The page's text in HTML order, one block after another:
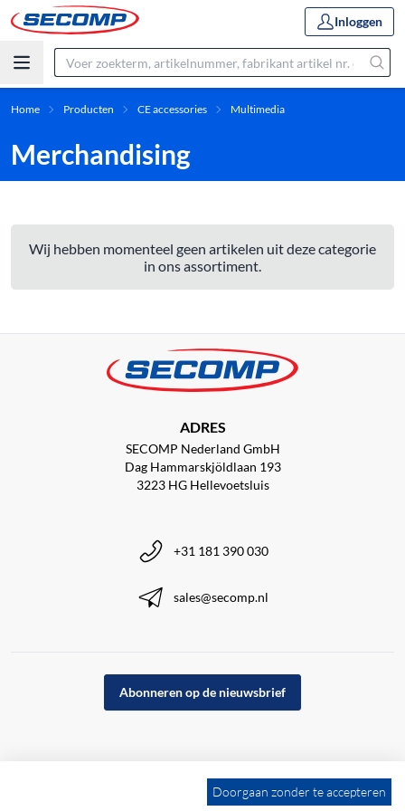
Inloggen
Home Producten CE accessories Multimedia
Merchandising
Wij hebben momenteel geen artikelen uit deze categorie
in ons assortiment.
ADRES
SECOMP Nederland GmbH
Dag Hammarskjöldlaan 193
3223 HG Hellevoetsluis
+31 181 390 030
sales@secomp.nl
Abonneren op de nieuwsbrief
Doorgaan zonder te accepteren